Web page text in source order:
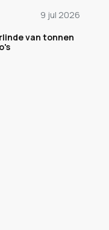
9 jul 2026
van tonnen